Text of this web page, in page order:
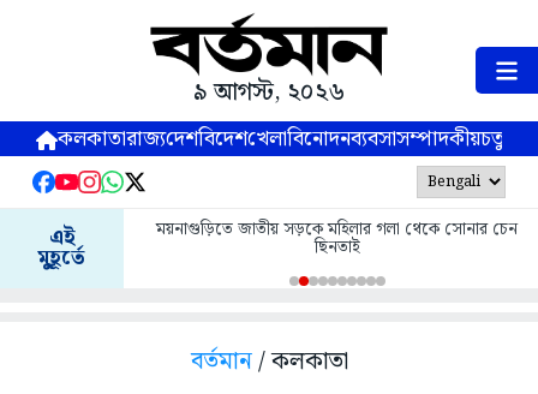
৯ আগস্ট, ২০২৬
কলকাতারাজ্যদেশবিদেশখেলাবিনোদনব্যবসাসম্পাদকীয়
এই
মুহূর্তে
ময়নাগুড়িতে জাতীয় সড়কে মহিলার গলা থেকে সোনার চেন
ছিনতাই
বর্তমান/ কলকাতা